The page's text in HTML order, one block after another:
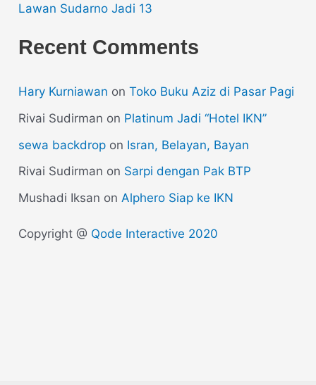
Lawan Sudarno Jadi 13
Recent Comments
Hary Kurniawan onToko Buku Aziz di Pasar Pagi
Rivai Sudirman on Platinum Jadi “Hotel IKN”
sewa backdrop on Isran, Belayan, Bayan
Rivai Sudirman on Sarpi dengan Pak BTP
Mushadi Iksan onAlphero Siap ke IKN
Copyright @ Qode Interactive 2020